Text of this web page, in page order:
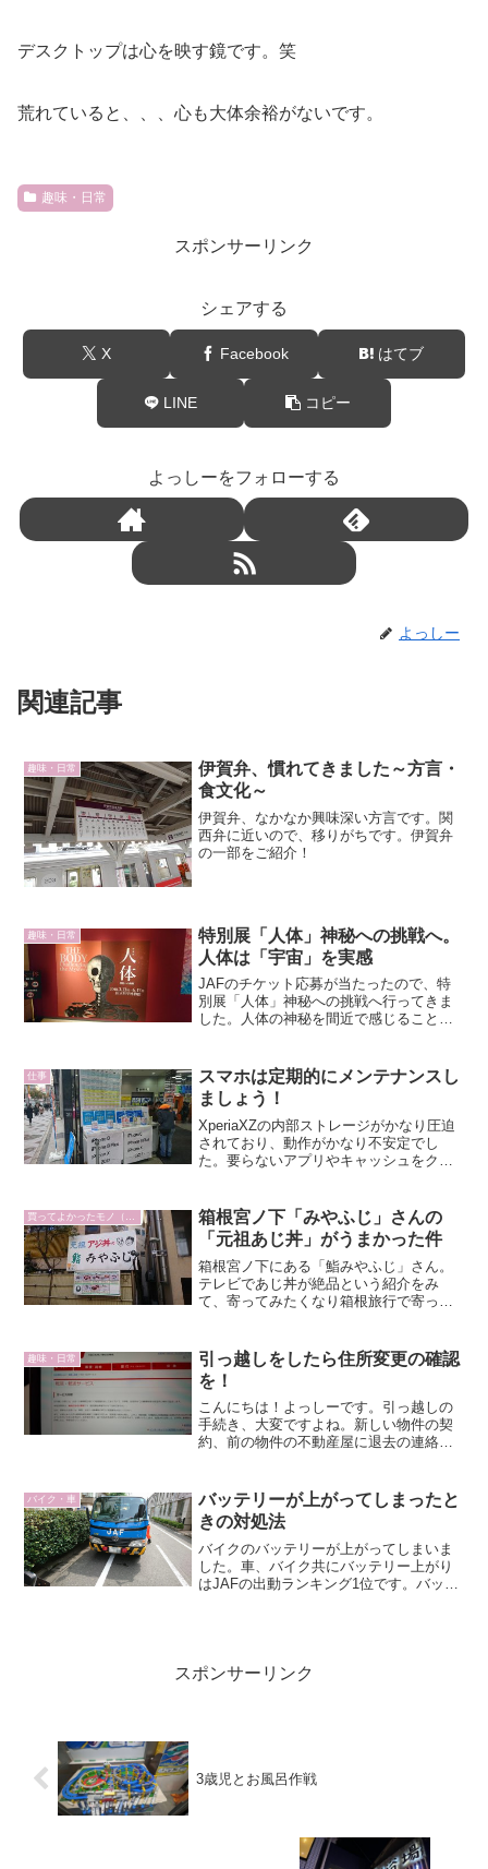
デスクトップは心を映す鏡です。笑
荒れていると、、、心も大体余裕がないです。
趣味・日常
スポンサーリンク
シェアする
X Facebook はてブ
LINE コピー
よっしーをフォローする
よっしー
関連記事
趣味・日常
伊賀弁、慣れてきました～方言・
食文化～
伊賀弁、なかなか興味深い方言です。関
西弁に近いので、移りがちです。伊賀弁
の一部をご紹介！
趣味・日常
特別展「人体」神秘への挑戦へ。
人体は「宇宙」を実感
JAFのチケット応募が当たったので、特
別展「人体」神秘への挑戦へ行ってきま
した。人体の神秘を間近で感じることが
仕事
スマホは定期的にメンテナンスし
ましょう！
XperiaXZの内部ストレージがかなり圧迫
されており、動作がかなり不安定でし
た。要らないアプリやキャッシュをクリ
す。
買ってよかったモノ（日常編）
箱根宮ノ下「みやふじ」さんの
「元祖あじ丼」がうまかった件
箱根宮ノ下にある「鮨みやふじ」さん。
テレビであじ丼が絶品という紹介をみ
て、寄ってみたくなり箱根旅行で寄って
趣味・日常
引っ越しをしたら住所変更の確認
を！
こんにちは！よっしーです。引っ越しの
手続き、大変ですよね。新しい物件の契
約、前の物件の不動産屋に退去の連絡、
き。。。終わったと思ったら、NHKの切
り替えが終わっていなか...
バイク・車
バッテリーが上がってしまったと
きの対処法
バイクのバッテリーが上がってしまいま
した。車、バイク共にバッテリー上がり
はJAFの出動ランキング1位です。バッテ
スポンサーリンク
3歳児とお風呂作戦